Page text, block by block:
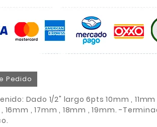
Pedido
Dado 1/2" largo 6pts 10mm , 11mm
, 16mm , 17mm , 18mm , 19mm. -